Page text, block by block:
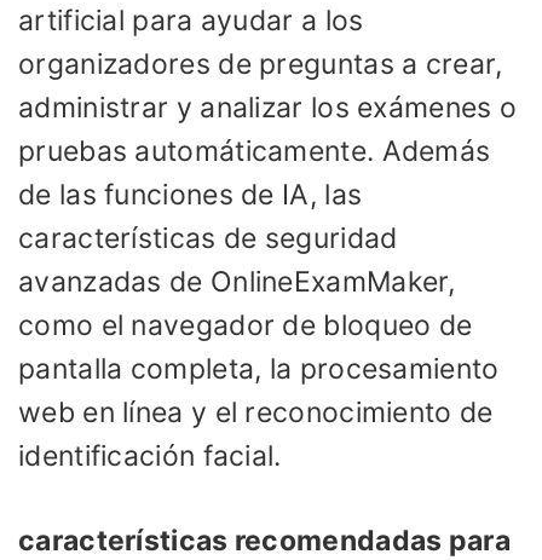
artificial para ayudar a los
organizadores de preguntas a crear,
administrar y analizar los exámenes o
pruebas automáticamente. Además
de las funciones de IA, las
características de seguridad
avanzadas de OnlineExamMaker,
como el navegador de bloqueo de
pantalla completa, la procesamiento
web en línea y el reconocimiento de
identificación facial.
características recomendadas para